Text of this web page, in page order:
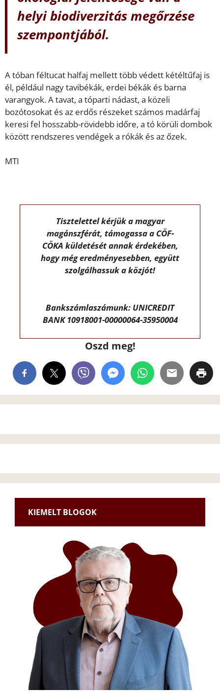
helyi biodiverzitás megőrzése
szempontjából.
A tóban féltucat halfaj mellett több védett kétéltűfaj is
él, például nagy tavibékák, erdei békák és barna
varangyok. A tavat, a tóparti nádast, a közeli
bozótosokat és az erdős részeket számos madárfaj
keresi fel hosszabb-rövidebb időre, a tó körüli dombok
között rendszeres vendégek a rókák és az őzek.
MTI
Tisztelettel kérjük a magyar
magánszférát, támogassa a CÖF-
CÖKA küldetését annak érdekében,
hogy még eredményesebben, együtt
szolgálhassuk a közjót!
Bankszámlaszámunk: UNICREDIT
BANK 10918001-00000064-35950004
Oszd meg!
KIEMELT BLOGOK